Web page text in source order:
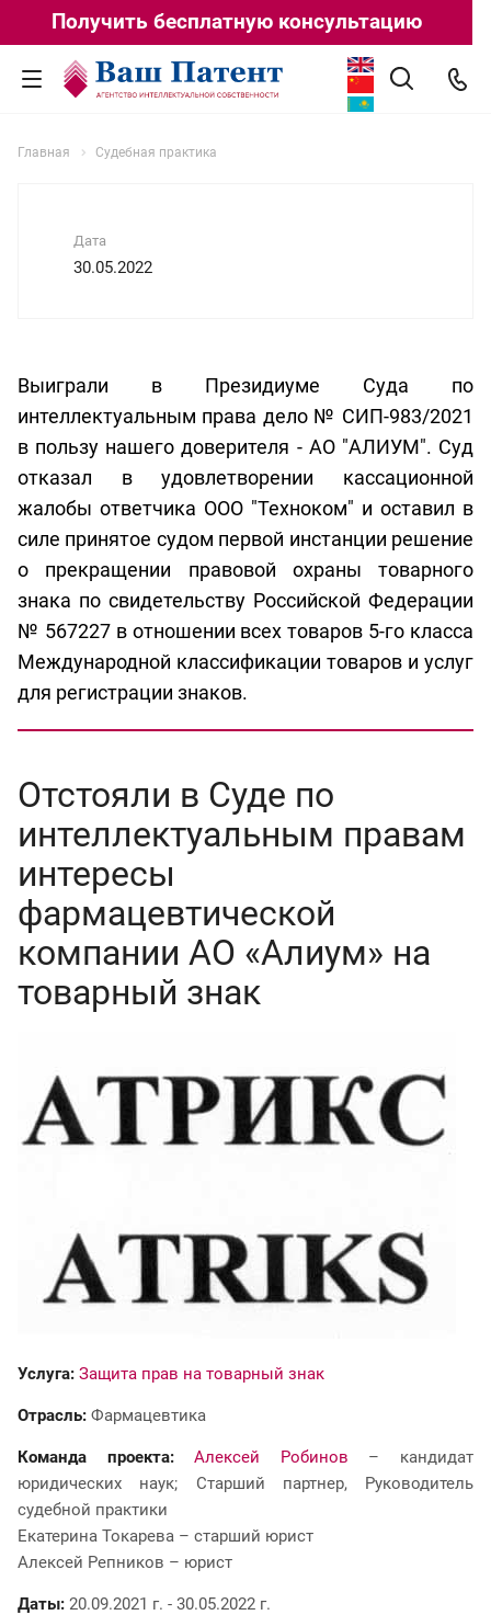
Получить бесплатную консультацию
Главная Судебная практика
Дата
30.05.2022
Выиграли в Президиуме Суда по
интеллектуальным права дело № СИП-983/2021
в пользу нашего доверителя - АО "АЛИУМ". Суд
отказал в удовлетворении кассационной
жалобы ответчика ООО "Техноком" и оставил в
силе принятое судом первой инстанции решение
о прекращении правовой охраны товарного
знака по свидетельству Российской Федерации
№ 567227 в отношении всех товаров 5-го класса
Международной классификации товаров и услуг
для регистрации знаков.
Отстояли в Суде по
интеллектуальным правам
интересы
фармацевтической
компании АО «Алиум» на
товарный знак
Услуга: Защита прав на товарный знак
Отрасль: Фармацевтика
Команда проекта: Алексей Робинов – кандидат
юридических наук; Старший партнер, Руководитель
судебной практики
Екатерина Токарева – старший юрист
Алексей Репников – юрист
Даты: 20.09.2021 г. - 30.05.2022 г.